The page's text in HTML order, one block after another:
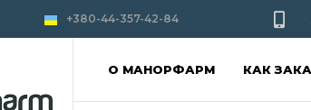
+380-44-357-42-84
О МАНОРФАРМ КАК